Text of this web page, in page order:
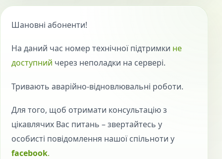
Шановні абоненти!
На даний час номер технічної підтримки не
доступний через неполадки на сервері.
Тривають аварійно-відновлювальні роботи.
Для того, щоб отримати консультацію з
цікавлячих Вас питань – звертайтесь у
особисті повідомлення нашої спільноти у
facebook.